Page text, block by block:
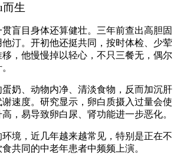
生
目身体还算健壮。三年前查出高胆固
汀。开初他还挺共同，按时体检、少荤
，他慢慢掉以轻心，不只三餐无，偶尔
、动物内净、清淡食物，反而加沉肝
速度。研究显示，卵白质摄入过量会使
，易导致卵白尿、肾功能进一步恶化。
，近几年越来越常见，特别是正在不
共同的中老年患者中频频上演。